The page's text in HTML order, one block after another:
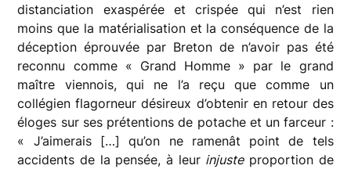
distanciation exaspérée et crispée qui n’est rien
moins que la matérialisation et la conséquence de la
déception éprouvée par Breton de n’avoir pas été
reconnu comme « Grand Homme » par le grand
maître viennois, qui ne l’a reçu que comme un
collégien flagorneur désireux d’obtenir en retour des
éloges sur ses prétentions de potache et un farceur :
« J’aimerais […] qu’on ne ramenât point de tels
accidents de la pensée, à leur injusteproportion de